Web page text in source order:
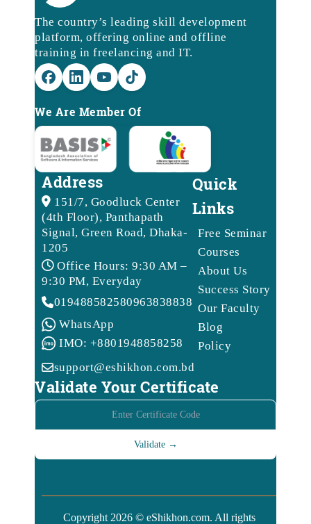
The country’s leading skill development
platform, offering online and offline
training in freelancing and IT.
We Are Member Of
Address
151/7, Goodluck Center
(4th Floor), Panthapath
Signal, Green Road, Dhaka-
1205
Office Hours: 9:30 AM –
9:30 PM, Everyday
0194885825809638388388
WhatsApp
IMO: +8801948858258
support@eshikhon.com.bd
Quick
Links
Free Seminar
Courses
About Us
Success Story
Our Faculty
Blog
Policy
Validate Your Certificate
Copyright 2026 © eShikhon.com. All rights